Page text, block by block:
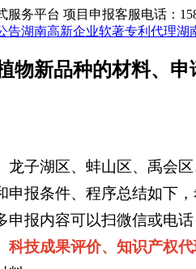
服务平台 项目申报客服电话：
告湖南高新企业软著专利代理湖
物新品种的材料、
龙子湖区、蚌山区、禹会
申报条件、程序总结如下
申报内容可以扫微信或电话
科技成果评价、知识产权